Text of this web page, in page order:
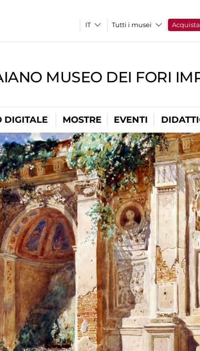
Tutti i musei Acquista
MUSEO DEI FORI
DIGITALE MOSTRE EVENTI